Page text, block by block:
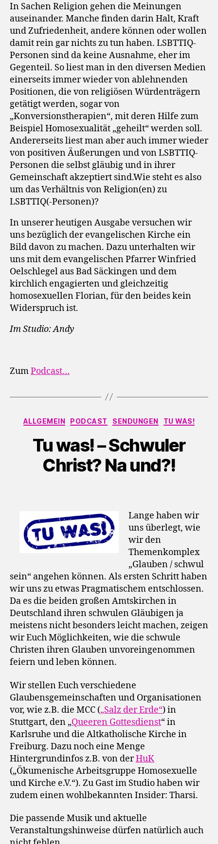
In Sachen Religion gehen die Meinungen
auseinander. Manche finden darin Halt, Kraft
und Zufriedenheit, andere können oder wollen
damit rein gar nichts zu tun haben. LSBTTIQ-
Personen sind da keine Ausnahme, eher im
Gegenteil. So liest man in den diversen Medien
einerseits immer wieder von ablehnenden
Positionen, die von religiösen Würdenträgern
getätigt werden, sogar von
„Konversionstherapien“, mit deren Hilfe zum
Beispiel Homosexualität „geheilt“ werden soll.
Andererseits liest man aber auch immer wieder
von positiven Äußerungen und von LSBTTIQ-
Personen die selbst gläubig und in ihrer
Gemeinschaft akzeptiert sind.Wie steht es also
um das Verhältnis von Religion(en) zu
LSBTTIQ(-Personen)?
In unserer heutigen Ausgabe versuchen wir
uns bezüglich der evangelischen Kirche ein
Bild davon zu machen. Dazu unterhalten wir
uns mit dem evangelischen Pfarrer Winfried
Oelschlegel aus Bad Säckingen und dem
kirchlich engagierten und gleichzeitig
homosexuellen Florian, für den beides kein
Widerspruch ist.
Im Studio: Andy
ZumPodcast…
Kategorien
ALLGEMEIN PODCAST SENDUNGEN TU WAS!
Tu was! – Schwuler
Christ? Na und?!
Lange haben wir
uns überlegt, wie
wir den
Themenkomplex
„Glauben / schwul
sein“ angehen können. Als ersten Schritt haben
wir uns zu etwas Pragmatischem entschlossen.
Da es die beiden großen Amtskirchen in
Deutschland ihren schwulen Gläubigen ja
meistens nicht besonders leicht machen, zeigen
wir Euch Möglichkeiten, wie die schwule
Christen ihren Glauben unvoreingenommen
feiern und leben können.
Wir stellen Euch verschiedene
Glaubensgemeinschaften und Organisationen
vor, wie z.B. die MCC („Salz der Erde“) in
Stuttgart, den „Queeren Gottesdienst“ in
Karlsruhe und die Altkatholische Kirche in
Freiburg. Dazu noch eine Menge
Hintergrundinfos z.B. von derHuK
(„Ökumenische Arbeitsgruppe Homosexuelle
und Kirche e.V.“). Zu Gast im Studio haben wir
zudem einen wohlbekannten Insider: Tharsi.
Die passende Musik und aktuelle
Veranstaltungshinweise dürfen natürlich auch